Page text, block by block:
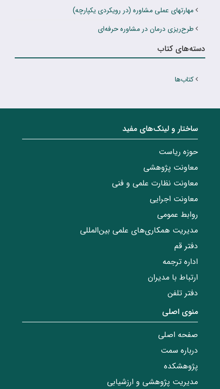
مهارتهای عملی مشاوره (در رویکردی یکپارچه)
طرح‌ریزی درمان در مشاوره حرفه‌ای
دسته‌های کتاب
کتاب‌ها
ساختار‌‌ و‌‌ لینک‌های مفید
حوزه ریاست
معاونت پژوهشی
معاونت نظارت علمی و فنی
معاونت اجرایی
روابط عمومی
مدیریت همکاری‌های علمی بین‌المللی
دفتر قم
اداره ترجمه
ارتباط با مدیران
دفتر تلفن
منوی اصلی
صفحه اصلی
درباره سمت
پژوهشکده
مدیریت پژوهشی و ارزشیابی